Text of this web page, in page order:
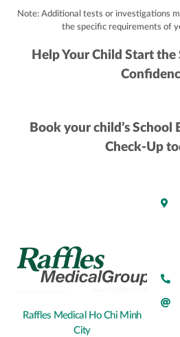
Note: Additional tests or investigations
the specific requirements of
Help Your Child Start
Book your child’s
Check-Up
Raffles Medical Ho Chi Minh
City